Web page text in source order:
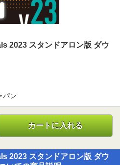
2023 スタンドアロン版 ダウ
パン
カートに入れる
2023 スタンドアロン版 ダウ